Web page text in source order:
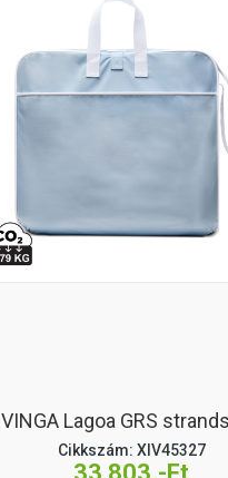
VINGA Lagoa GRS
Cikkszám: XIV45327